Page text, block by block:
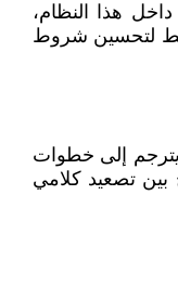
هذا النظام،
ضغط لتحسين شروط
يترجم إلى خطوات
بين تصعيد كلامي